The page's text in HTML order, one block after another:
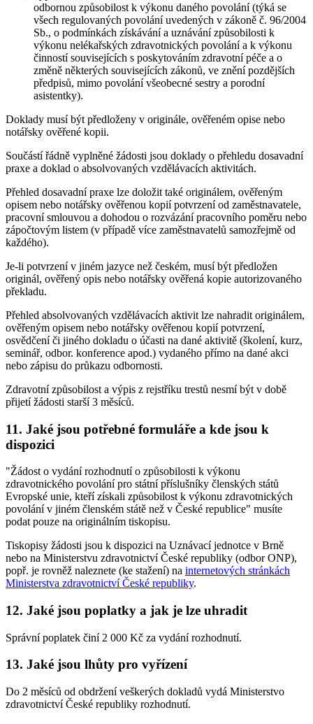
odbornou způsobilost k výkonu daného povolání (týká se
všech regulovaných povolání uvedených v zákoně č. 96/2004
Sb., o podmínkách získávání a uznávání způsobilosti k
výkonu nelékařských zdravotnických povolání a k výkonu
činností souvisejících s poskytováním zdravotní péče a o
změně některých souvisejících zákonů, ve znění pozdějších
předpisů, mimo povolání všeobecné sestry a porodní
asistentky).
Doklady musí být předloženy v originále, ověřeném opise nebo
notářsky ověřené kopii.
Součástí řádně vyplněné žádosti jsou doklady o přehledu dosavadní
praxe a doklad o absolvovaných vzdělávacích aktivitách.
Přehled dosavadní praxe lze doložit také originálem, ověřeným
opisem nebo notářsky ověřenou kopií potvrzení od zaměstnavatele,
pracovní smlouvou a dohodou o rozvázání pracovního poměru nebo
zápočtovým listem (v případě více zaměstnavatelů samozřejmě od
každého).
Je-li potvrzení v jiném jazyce než českém, musí být předložen
originál, ověřený opis nebo notářsky ověřená kopie autorizovaného
překladu.
Přehled absolvovaných vzdělávacích aktivit lze nahradit originálem,
ověřeným opisem nebo notářsky ověřenou kopií potvrzení,
osvědčení či jiného dokladu o účasti na dané aktivitě (školení, kurz,
seminář, odbor. konference apod.) vydaného přímo na dané akci
nebo zápisu do průkazu odbornosti.
Zdravotní způsobilost a výpis z rejstříku trestů nesmí být v době
přijetí žádosti starší 3 měsíců.
11. Jaké jsou potřebné formuláře a kde jsou k
dispozici
"Žádost o vydání rozhodnutí o způsobilosti k výkonu
zdravotnického povolání pro státní příslušníky členských států
Evropské unie, kteří získali způsobilost k výkonu zdravotnických
povolání v jiném členském státě než v České republice" musíte
podat pouze na originálním tiskopisu.
Tiskopisy žádosti jsou k dispozici na Uznávací jednotce v Brně
nebo na Ministerstvu zdravotnictví České republiky (odbor ONP),
popř. je rovněž naleznete (ke stažení) na internetových stránkách
Ministerstva zdravotnictví České republiky.
12. Jaké jsou poplatky a jak je lze uhradit
Správní poplatek činí 2 000 Kč za vydání rozhodnutí.
13. Jaké jsou lhůty pro vyřízení
Do 2 měsíců od obdržení veškerých dokladů vydá Ministerstvo
zdravotnictví České republiky rozhodnutí.